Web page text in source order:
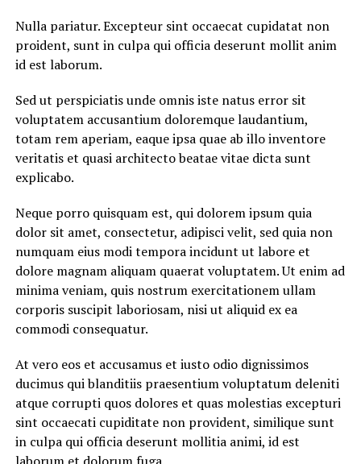
Nulla pariatur. Excepteur sint occaecat cupidatat non
proident, sunt in culpa qui officia deserunt mollit anim
id est laborum.
Sed ut perspiciatis unde omnis iste natus error sit
voluptatem accusantium doloremque laudantium,
totam rem aperiam, eaque ipsa quae ab illo inventore
veritatis et quasi architecto beatae vitae dicta sunt
explicabo.
Neque porro quisquam est, qui dolorem ipsum quia
dolor sit amet, consectetur, adipisci velit, sed quia non
numquam eius modi tempora incidunt ut labore et
dolore magnam aliquam quaerat voluptatem. Ut enim ad
minima veniam, quis nostrum exercitationem ullam
corporis suscipit laboriosam, nisi ut aliquid ex ea
commodi consequatur.
At vero eos et accusamus et iusto odio dignissimos
ducimus qui blanditiis praesentium voluptatum deleniti
atque corrupti quos dolores et quas molestias excepturi
sint occaecati cupiditate non provident, similique sunt
in culpa qui officia deserunt mollitia animi, id est